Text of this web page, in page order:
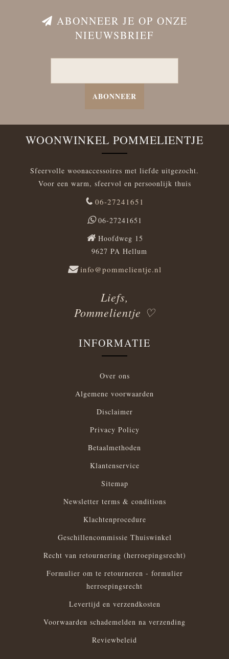
ABONNEER JE OP ONZE
NIEUWSBRIEF
ABONNEER
WOONWINKEL POMMELIENTJE
Sfeervolle woonaccessoires met liefde uitgezocht.
Voor een warm, sfeervol en persoonlijk thuis
06-27241651
06-27241651
Hoofdweg 15
9627 PA Hellum
info@pommelientje.nl
Liefs,
Pommelientje ♡
INFORMATIE
Over ons
Algemene voorwaarden
Disclaimer
Privacy Policy
Betaalmethoden
Klantenservice
Sitemap
Newsletter terms & conditions
Klachtenprocedure
Geschillencommissie Thuiswinkel
Recht van retournering (herroepingsrecht)
Formulier om te retourneren - formulier
herroepingsrecht
Levertijd en verzendkosten
Voorwaarden schademelden na verzending
Reviewbeleid